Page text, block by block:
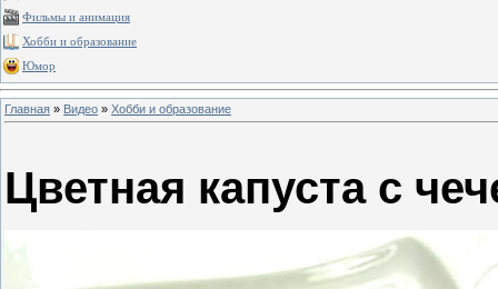
Фильмы и анимация
Хобби и образование
Юмор
Главная » Видео » Хобби и образование
Цветная капуста с